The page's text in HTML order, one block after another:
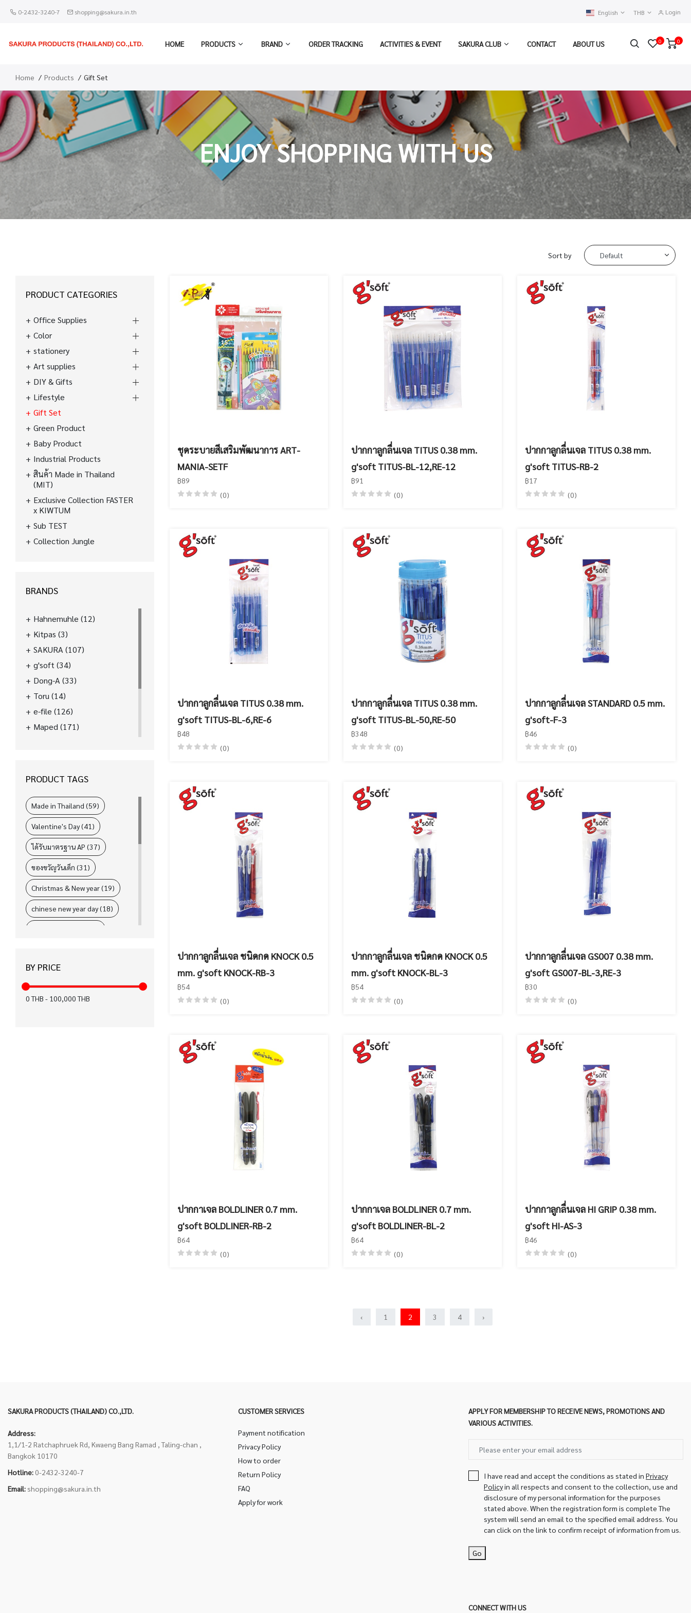
0-2432-3240-7 shopping@sakura.in.th English THB Login
HOME PRODUCTS BRAND ORDER TRACKING ACTIVITIES & EVENT SAKURA CLUB CONTACT ABOUT US 0 0
Home Products Gift Set
ENJOY SHOPPING WITH US
Sort by
PRODUCT CATEGORIES
Office Supplies
Color
stationery
Art supplies
DIY & Gifts
Lifestyle
Gift Set
Green Product
Baby Product
Industrial Products
สินค้า Made in Thailand
(MIT)
Exclusive Collection FASTER
x KIWTUM
Sub TEST
Collection Jungle
BRANDS
Hahnemuhle (12)
Kitpas (3)
SAKURA (107)
g'soft (34)
Dong-A (33)
Toru (14)
e-file (126)
Maped (171)
L&P(4)
PRODUCT TAGS
Made in Thailand (59)
Valentine's Day (41)
ได้รับมาตรฐาน AP (37)
ของขวัญวันเด็ก (31)
Christmas & New year (19)
chinese new year day (18)
ได้รับมาตรฐาน KC (12)
สำหรับคนถนัดมือซ้าย (8)
BY PRICE
0THB - 100,000THB
ชุดระบายสีเสริมพัฒนาการ ART-
MANIA-SETF
฿89
(0)
ปากกาลูกลื่นเจล TITUS 0.38 mm.
g'soft TITUS-BL-12,RE-12
฿91
(0)
ปากกาลูกลื่นเจล TITUS 0.38 mm.
g'soft TITUS-RB-2
฿17
(0)
ปากกาลูกลื่นเจล TITUS 0.38 mm.
g'soft TITUS-BL-6,RE-6
฿48
(0)
ปากกาลูกลื่นเจล TITUS 0.38 mm.
g'soft TITUS-BL-50,RE-50
฿348
(0)
ปากกาลูกลื่นเจล STANDARD 0.5 mm.
g'soft-F-3
฿46
(0)
ปากกาลูกลื่นเจล ชนิดกด KNOCK 0.5
mm. g'soft KNOCK-RB-3
฿54
(0)
ปากกาลูกลื่นเจล ชนิดกด KNOCK 0.5
mm. g'soft KNOCK-BL-3
฿54
(0)
ปากกาลูกลื่นเจล GS007 0.38 mm.
g'soft GS007-BL-3,RE-3
฿30
(0)
ปากกาเจล BOLDLINER 0.7 mm.
g'soft BOLDLINER-RB-2
฿64
(0)
ปากกาเจล BOLDLINER 0.7 mm.
g'soft BOLDLINER-BL-2
฿64
(0)
ปากกาลูกลื่นเจล HI GRIP 0.38 mm.
g'soft HI-AS-3
฿46
(0)
‹ 1 2 3 4 ›
SAKURA PRODUCTS (THAILAND) CO.,LTD.
Address:
1,1/1-2 Ratchaphruek Rd, Kwaeng Bang Ramad , Taling-chan ,
Bangkok 10170
Hotline: 0-2432-3240-7
Email: shopping@sakura.in.th
CUSTOMER SERVICES
Payment notification
Privacy Policy
How to order
Return Policy
FAQ
Apply for work
APPLY FOR MEMBERSHIP TO RECEIVE NEWS, PROMOTIONS AND
VARIOUS ACTIVITIES.
I have read and accept the conditions as stated in Privacy
Policyin all respects and consent to the collection, use and
disclosure of my personal information for the purposes
stated above. When the registration form is complete The
system will send an email to the specified email address. You
can click on the link to confirm receipt of information from us.
Go
CONNECT WITH US